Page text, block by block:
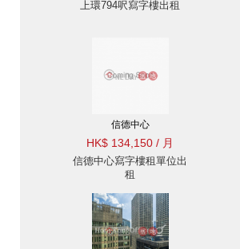
上環794呎寫字樓出租
信德中心
HK$ 134,150 / 月
信德中心寫字樓租單位出
租